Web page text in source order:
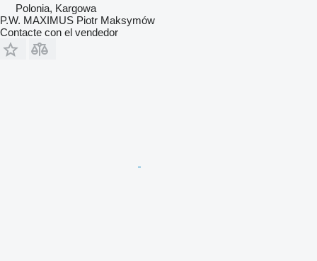
Polonia, Kargowa
P.W. MAXIMUS Piotr Maksymów
Contacte con el vendedor